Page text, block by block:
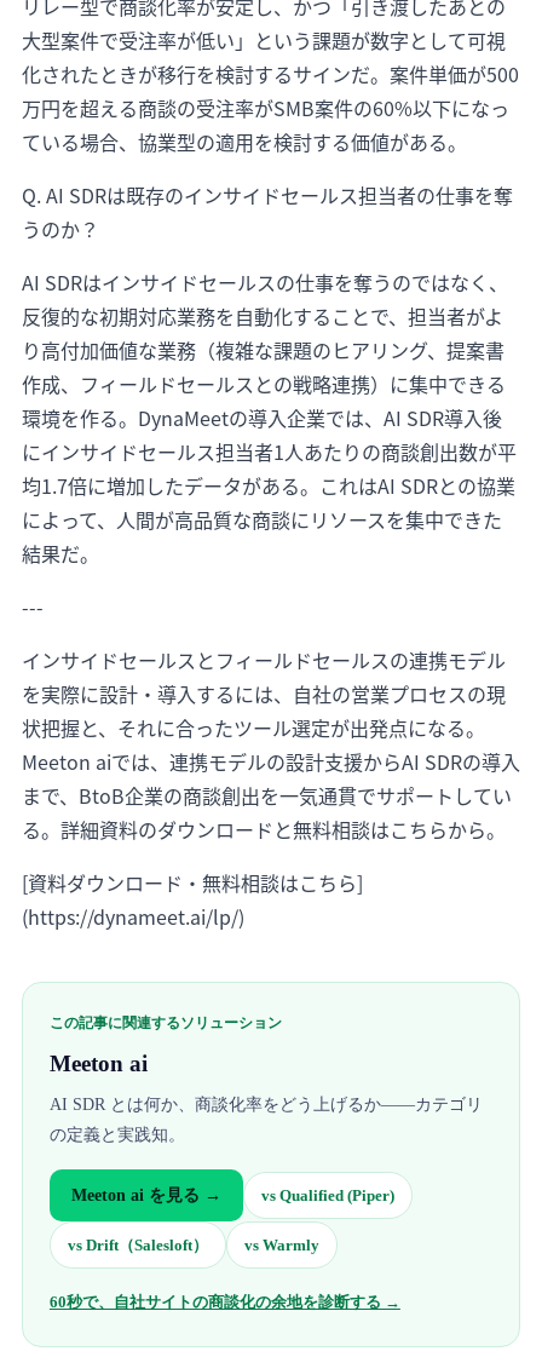
リレー型で商談化率が安定し、かつ「引き渡したあとの
大型案件で受注率が低い」という課題が数字として可視
化されたときが移行を検討するサインだ。案件単価が500
万円を超える商談の受注率がSMB案件の60%以下になっ
ている場合、協業型の適用を検討する価値がある。
Q. AI SDRは既存のインサイドセールス担当者の仕事を奪
うのか？
AI SDRはインサイドセールスの仕事を奪うのではなく、
反復的な初期対応業務を自動化することで、担当者がよ
り高付加価値な業務（複雑な課題のヒアリング、提案書
作成、フィールドセールスとの戦略連携）に集中できる
環境を作る。DynaMeetの導入企業では、AI SDR導入後
にインサイドセールス担当者1人あたりの商談創出数が平
均1.7倍に増加したデータがある。これはAI SDRとの協業
によって、人間が高品質な商談にリソースを集中できた
結果だ。
---
インサイドセールスとフィールドセールスの連携モデル
を実際に設計・導入するには、自社の営業プロセスの現
状把握と、それに合ったツール選定が出発点になる。
Meeton aiでは、連携モデルの設計支援からAI SDRの導入
まで、BtoB企業の商談創出を一気通貫でサポートしてい
る。詳細資料のダウンロードと無料相談はこちらから。
[資料ダウンロード・無料相談はこちら]
(https://dynameet.ai/lp/)
この記事に関連するソリューション
Meeton ai
AI SDR とは何か、商談化率をどう上げるか——カテゴリ
の定義と実践知。
Meeton aiを見る → vs Qualified (Piper)
vs Drift（Salesloft） vs Warmly
60秒で、自社サイトの商談化の余地を診断する →